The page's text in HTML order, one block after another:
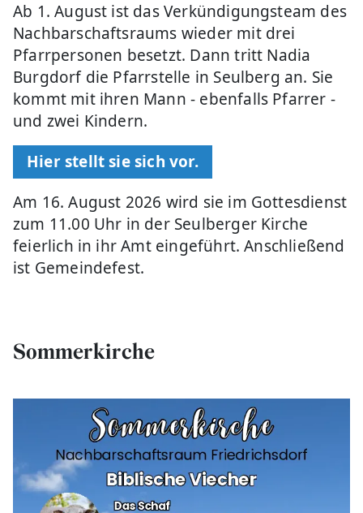
Ab 1. August ist das Verkündigungsteam des
Nachbarschaftsraums wieder mit drei
Pfarrpersonen besetzt. Dann tritt Nadia
Burgdorf die Pfarrstelle in Seulberg an. Sie
kommt mit ihren Mann - ebenfalls Pfarrer -
und zwei Kindern.
Hier stellt sie sich vor.
Am 16. August 2026 wird sie im Gottesdienst
zum 11.00 Uhr in der Seulberger Kirche
feierlich in ihr Amt eingeführt. Anschließend
ist Gemeindefest.
Sommerkirche